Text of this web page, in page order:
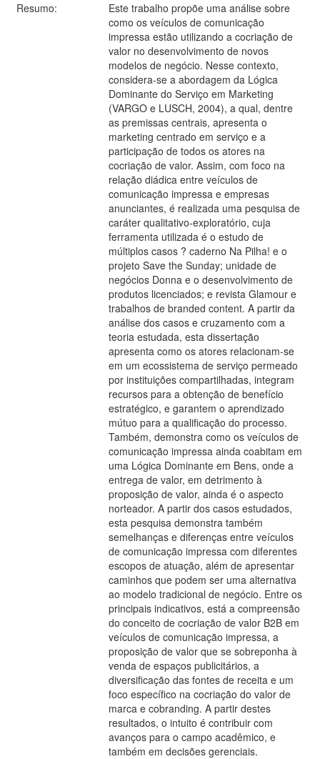
Resumo:
Este trabalho propõe uma análise sobre
como os veículos de comunicação
impressa estão utilizando a cocriação de
valor no desenvolvimento de novos
modelos de negócio. Nesse contexto,
considera-se a abordagem da Lógica
Dominante do Serviço em Marketing
(VARGO e LUSCH, 2004), a qual, dentre
as premissas centrais, apresenta o
marketing centrado em serviço e a
participação de todos os atores na
cocriação de valor. Assim, com foco na
relação diádica entre veículos de
comunicação impressa e empresas
anunciantes, é realizada uma pesquisa de
caráter qualitativo-exploratório, cuja
ferramenta utilizada é o estudo de
múltiplos casos ? caderno Na Pilha! e o
projeto Save the Sunday; unidade de
negócios Donna e o desenvolvimento de
produtos licenciados; e revista Glamour e
trabalhos de branded content. A partir da
análise dos casos e cruzamento com a
teoria estudada, esta dissertação
apresenta como os atores relacionam-se
em um ecossistema de serviço permeado
por instituições compartilhadas, integram
recursos para a obtenção de benefício
estratégico, e garantem o aprendizado
mútuo para a qualificação do processo.
Também, demonstra como os veículos de
comunicação impressa ainda coabitam em
uma Lógica Dominante em Bens, onde a
entrega de valor, em detrimento à
proposição de valor, ainda é o aspecto
norteador. A partir dos casos estudados,
esta pesquisa demonstra também
semelhanças e diferenças entre veículos
de comunicação impressa com diferentes
escopos de atuação, além de apresentar
caminhos que podem ser uma alternativa
ao modelo tradicional de negócio. Entre os
principais indicativos, está a compreensão
do conceito de cocriação de valor B2B em
veículos de comunicação impressa, a
proposição de valor que se sobreponha à
venda de espaços publicitários, a
diversificação das fontes de receita e um
foco específico na cocriação do valor de
marca e cobranding. A partir destes
resultados, o intuito é contribuir com
avanços para o campo acadêmico, e
também em decisões gerenciais.